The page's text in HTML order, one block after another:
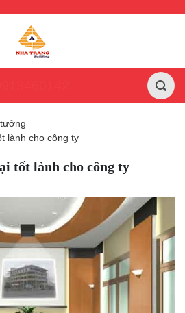
lành cho công ty
tốt lành cho công ty